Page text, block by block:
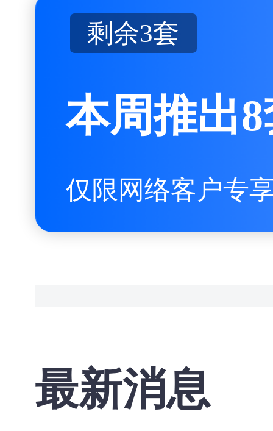
剩余3套
本周推出
仅限网络客户专
最新消息